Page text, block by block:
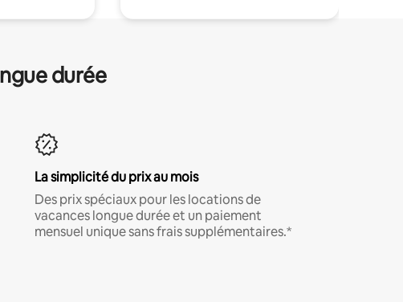
durée
La simplicité du prix au mois
Des prix spéciaux pour les locations de
vacances longue durée et un paiement
mensuel unique sans frais supplémentaires.*